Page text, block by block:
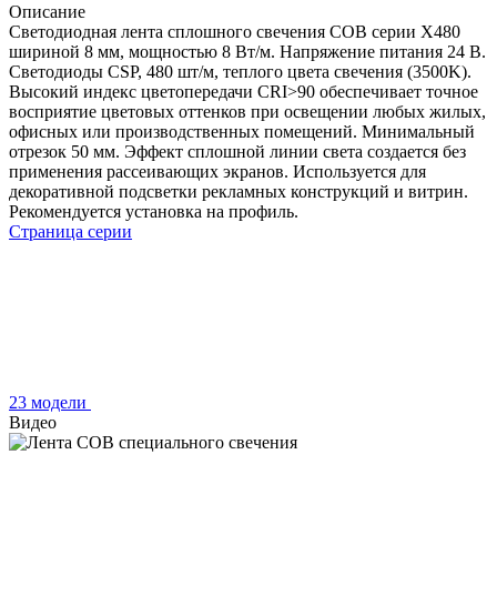
Описание
Светодиодная лента сплошного свечения COB серии X480
шириной 8 мм, мощностью 8 Вт/м. Напряжение питания 24 В.
Светодиоды CSP, 480 шт/м, теплого цвета свечения (3500K).
Высокий индекс цветопередачи CRI>90 обеспечивает точное
восприятие цветовых оттенков при освещении любых жилых,
офисных или производственных помещений. Минимальный
отрезок 50 мм. Эффект сплошной линии света создается без
применения рассеивающих экранов. Используется для
декоративной подсветки рекламных конструкций и витрин.
Рекомендуется установка на профиль.
Страница серии
23 модели
Видео